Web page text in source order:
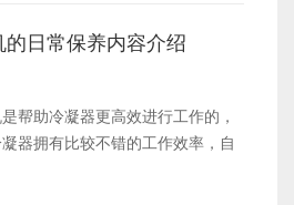
够让消费者有更强烈的购买欲望
冷凝器风机这一产品设备的销
因素了，作为生产出售厂家，需
添加。 闭式冷却塔风机设备的
风机设备，那么也就可以比较及
工作状态了。了解清楚了风机的
判断出什么时候需要添加润滑油
需要做好风机设备的检查工作之
日常保养内容介绍
助冷凝器更高效进行工作的，
器拥有比较不错的工作效率，自
的日常保养工作有关系的。那
工作内容都有哪些呢?下面本文就